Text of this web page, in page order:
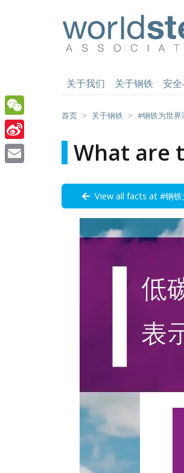
关于我们 关于钢铁 安
首页 关于钢铁 #钢铁为世界
What are
View all facts at #钢铁
WeChat
Sina